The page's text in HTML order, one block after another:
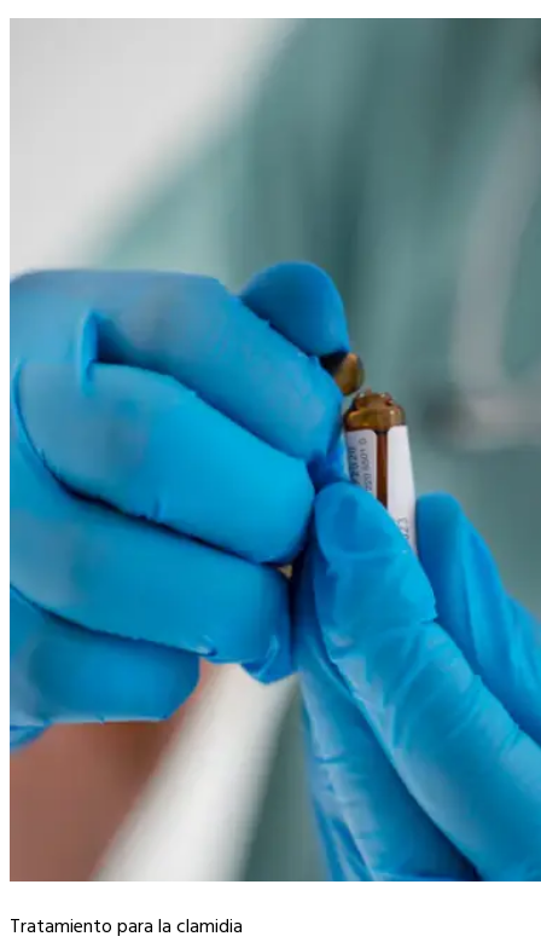
Tratamiento para la clamidia